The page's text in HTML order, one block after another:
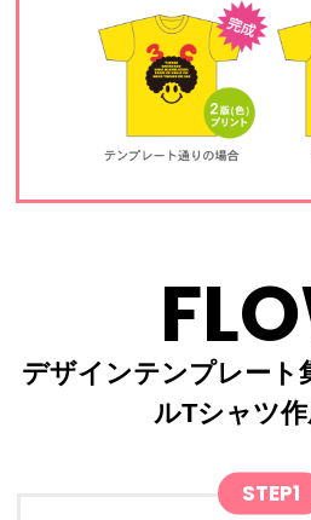
デザインテンプレート
ルTシャツ
STEP1